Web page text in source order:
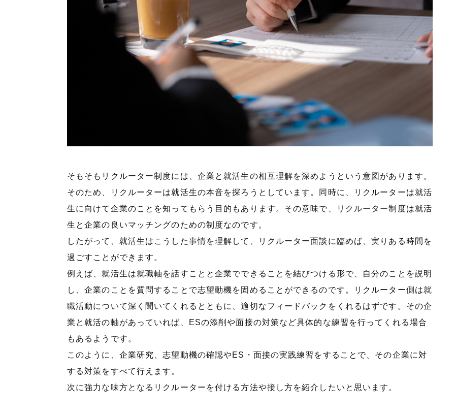
そもそもリクルーター制度には、企業と就活生の相互理解を深めようという意図があります。
そのため、リクルーターは就活生の本音を探ろうとしています。同時に、リクルーターは就活
生に向けて企業のことを知ってもらう目的もあります。その意味で、リクルーター制度は就活
生と企業の良いマッチングのための制度なのです。
したがって、就活生はこうした事情を理解して、リクルーター面談に臨めば、実りある時間を
過ごすことができます。
例えば、就活生は就職軸を話すことと企業でできることを結びつける形で、自分のことを説明
し、企業のことを質問することで志望動機を固めることができるのです。リクルーター側は就
職活動について深く聞いてくれるとともに、適切なフィードバックをくれるはずです。その企
業と就活の軸があっていれば、ESの添削や面接の対策など具体的な練習を行ってくれる場合
もあるようです。
このように、企業研究、志望動機の確認やES・面接の実践練習をすることで、その企業に対
する対策をすべて行えます。
次に強力な味方となるリクルーターを付ける方法や接し方を紹介したいと思います。